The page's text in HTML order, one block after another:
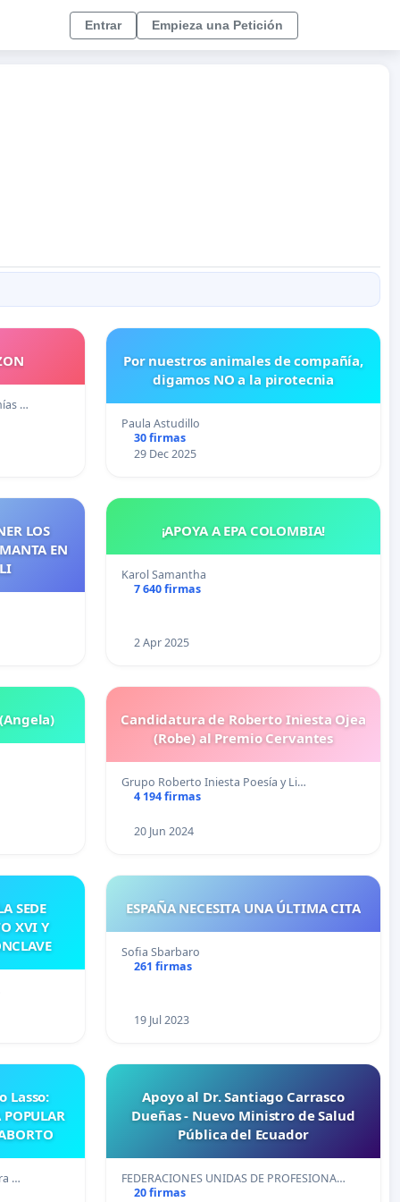
Entrar Empieza una Petición
…
Por nuestros animales de compañía,
digamos NO a la pirotecnia
Paula Astudillo
30 firmas
29 Dec 2025
LOS
EN
¡APOYA A EPA COLOMBIA!
Karol Samantha
7 640 firmas
2 Apr 2025
Candidatura de Roberto Iniesta Ojea
(Robe) al Premio Cervantes
Grupo Roberto Iniesta Poesía y Li…
4 194 firmas
20 Jun 2024
SEDE
XVI Y
ESPAÑA NECESITA UNA ÚLTIMA CITA
Sofia Sbarbaro
261 firmas
19 Jul 2023
Lasso:
…
Apoyo al Dr. Santiago Carrasco
Dueñas - Nuevo Ministro de Salud
Pública del Ecuador
FEDERACIONES UNIDAS DE PROFESIONA…
20 firmas